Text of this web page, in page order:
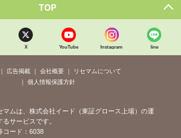
TOP
X YouTube Instagram line
広告掲載 会社概要
リセマムについて
個人情報保護方針
マムは、株式会社イード（東証グロース上場）の運
るサービスです。
コード：6038